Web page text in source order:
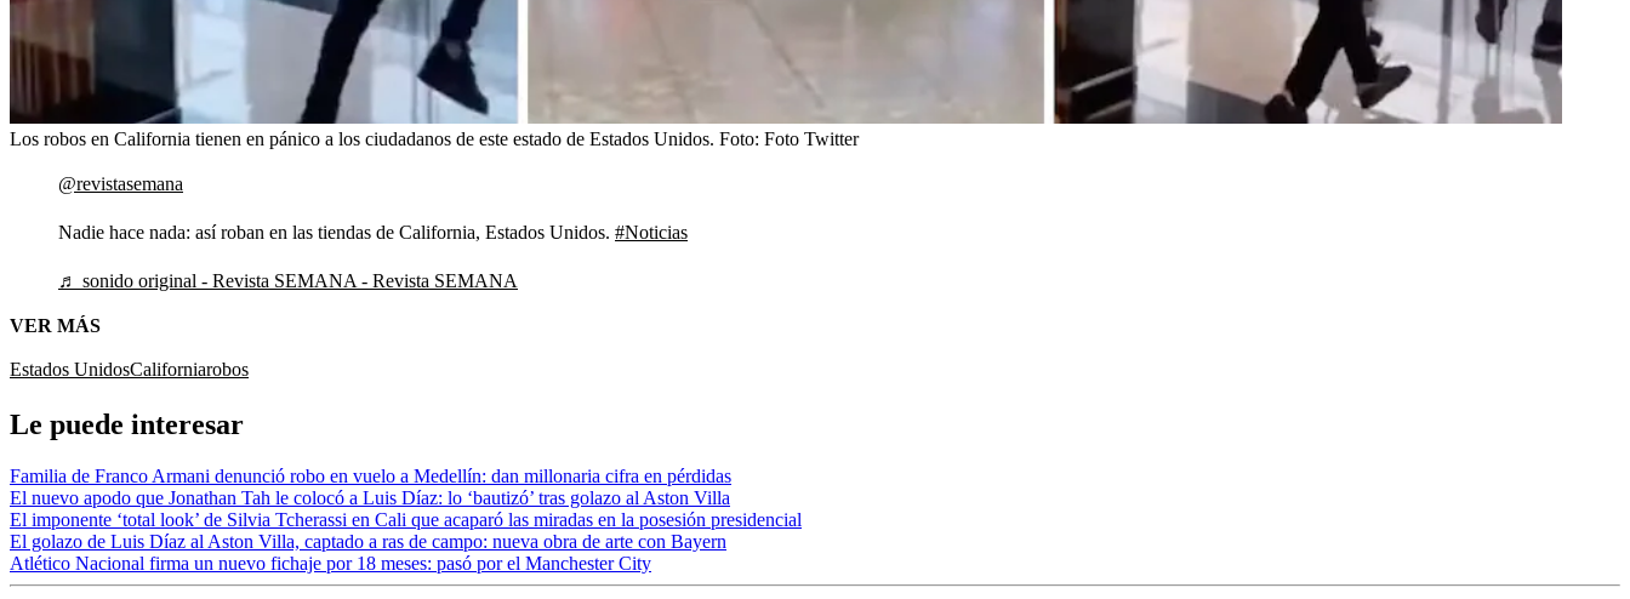
Los robos en California tienen en pánico a los ciudadanos de este estado de Estados Unidos. Foto: Foto Twitter
@revistasemana
Nadie hace nada: así roban en las tiendas de California, Estados Unidos. #Noticias
♬ sonido original - Revista SEMANA - Revista SEMANA
VER MÁS
Estados UnidosCaliforniarobos
Le puede interesar
Familia de Franco Armani denunció robo en vuelo a Medellín: dan millonaria cifra en pérdidas
El nuevo apodo que Jonathan Tah le colocó a Luis Díaz: lo ‘bautizó’ tras golazo al Aston Villa
El imponente ‘total look’ de Silvia Tcherassi en Cali que acaparó las miradas en la posesión presidencial
El golazo de Luis Díaz al Aston Villa, captado a ras de campo: nueva obra de arte con Bayern
Atlético Nacional firma un nuevo fichaje por 18 meses: pasó por el Manchester City